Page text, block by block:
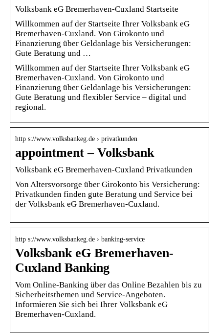
Volksbank eG Bremerhaven-Cuxland Startseite
Willkommen auf der Startseite Ihrer Volksbank eG
Bremerhaven-Cuxland. Von Girokonto und
Finanzierung über Geldanlage bis Versicherungen:
Gute Beratung und …
Willkommen auf der Startseite Ihrer Volksbank eG
Bremerhaven-Cuxland. Von Girokonto und
Finanzierung über Geldanlage bis Versicherungen:
Gute Beratung und flexibler Service – digital und
regional.
http s://www.volksbankeg.de › privatkunden
appointment – Volksbank
Volksbank eG Bremerhaven-Cuxland Privatkunden
Von Altersvorsorge über Girokonto bis Versicherung:
Privatkunden finden gute Beratung und Service bei
der Volksbank eG Bremerhaven-Cuxland.
http s://www.volksbankeg.de › banking-service
Volksbank eG Bremerhaven-
Cuxland Banking
Vom Online-Banking über das Online Bezahlen bis zu
Sicherheitsthemen und Service-Angeboten.
Informieren Sie sich bei Ihrer Volksbank eG
Bremerhaven-Cuxland.